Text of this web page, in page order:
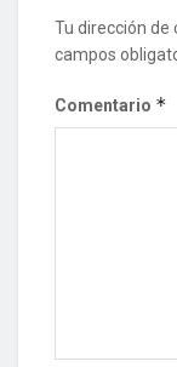
Tu dirección de
campos
Comentario *